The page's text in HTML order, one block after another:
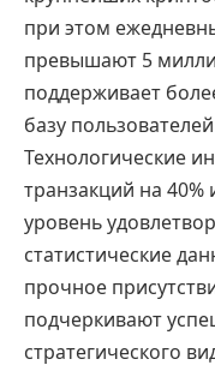
при этом
превышают 5
поддерживает
базу
Технологические
транзакций на 40%
уровень
статистические
прочное
подчеркивают
стратегического